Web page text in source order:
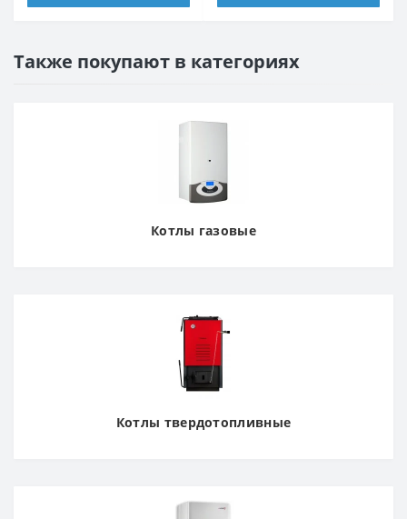
Также покупают в категориях
Котлы газовые
Котлы твердотопливные